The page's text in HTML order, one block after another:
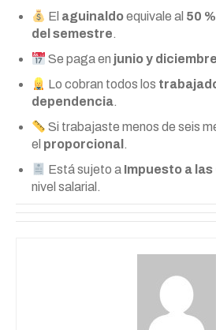
El aguinaldoequivale al 50
del semestre.
Se paga en junio y diciembre
Lo cobran todos los
dependencia.
Si trabajaste menos de seis
el proporcional .
Está sujeto a Impuesto a
nivel salarial.